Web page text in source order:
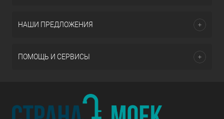
НАШИ ПРЕДЛОЖЕНИЯ
ПОМОЩЬ И СЕРВИСЫ